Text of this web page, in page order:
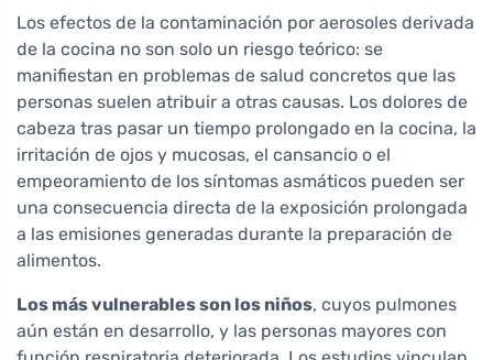
Los efectos de la contaminación por aerosoles derivada
de la cocina no son solo un riesgo teórico: se
manifiestan en problemas de salud concretos que las
personas suelen atribuir a otras causas. Los dolores de
cabeza tras pasar un tiempo prolongado en la cocina, la
irritación de ojos y mucosas, el cansancio o el
empeoramiento de los síntomas asmáticos pueden ser
una consecuencia directa de la exposición prolongada
a las emisiones generadas durante la preparación de
alimentos.
Los más vulnerables son los niños, cuyos pulmones
aún están en desarrollo, y las personas mayores con